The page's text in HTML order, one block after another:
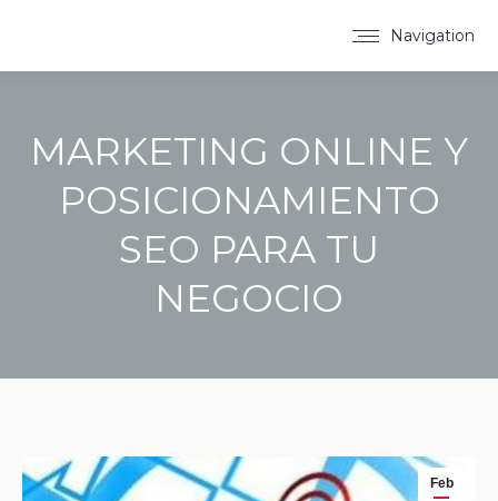
Navigation
MARKETING ONLINE Y
POSICIONAMIENTO
SEO PARA TU
NEGOCIO
Feb